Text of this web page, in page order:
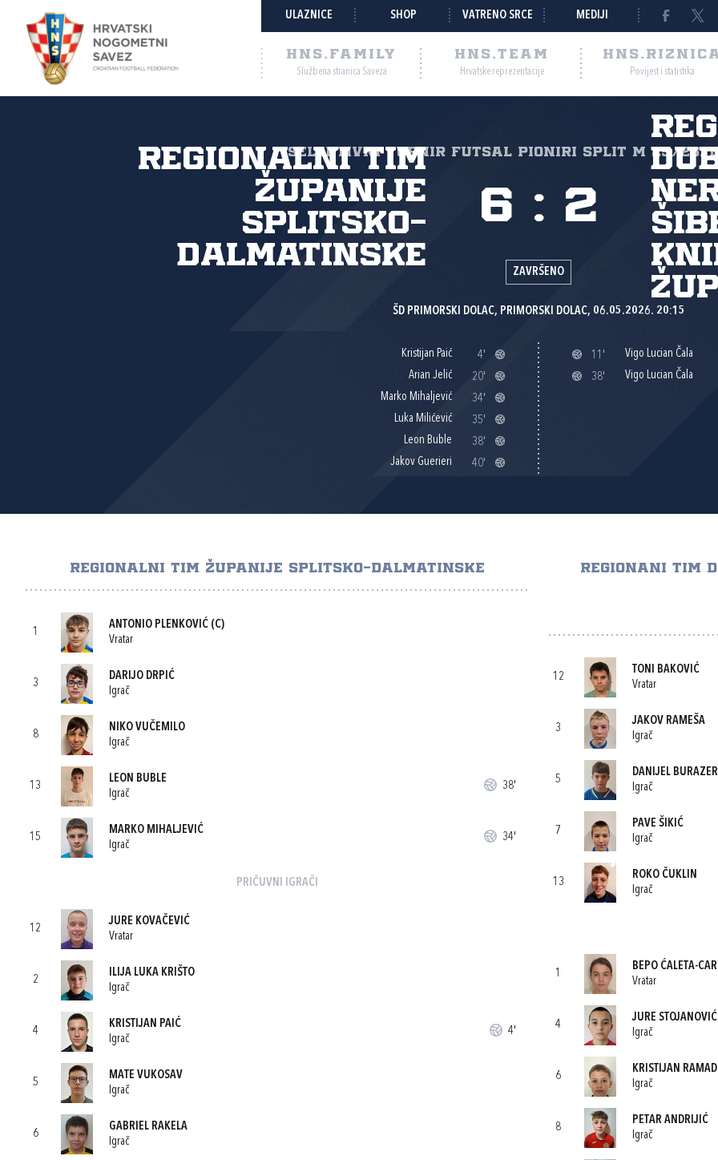
ULAZNICE SHOP VATRENO SRCE MEDIJI
HNS.FAMILY
Službena stranica Saveza
HNS.TEAM
Hrvatske reprezentacije Povijest i statistika
Selektivni turnir Futsal Pioniri Split M 25/26,
Regionalni tim
Županije
Splitsko-
dalmatinske
6 : 2
ZAVRŠENO
ŠD PRIMORSKI DOLAC, PRIMORSKI DOLAC, 06.05.2026. 20:15
Kristijan Paić
4'
Arian Jelić
20'
Marko Mihaljević
34'
Luka Milićević
35'
Leon Buble
38'
Jakov Guerieri
40'
11'
Vigo Lucian Čala
38'
Vigo Lucian Čala
REGIONALNI TIM ŽUPANIJE SPLITSKO-DALMATINSKE
1
ANTONIO PLENKOVIĆ (C)
Vratar
3
DARIJO DRPIĆ
Igrač
8
NIKO VUČEMILO
Igrač
13
LEON BUBLE
Igrač
38'
15
MARKO MIHALJEVIĆ
Igrač
34'
PRIČUVNI IGRAČI
12
JURE KOVAČEVIĆ
Vratar
2
ILIJA LUKA KRIŠTO
Igrač
4
KRISTIJAN PAIĆ
Igrač
4'
5
MATE VUKOSAV
Igrač
6
GABRIEL RAKELA
Igrač
REGIONANI TIM
12
TONI BAKOVIĆ
Vratar
3
JAKOV RAMEŠA
Igrač
5
DANIJEL BURAZER
Igrač
7
PAVE ŠIKIĆ
Igrač
13
ROKO ČUKLIN
Igrač
1
BEPO ĆALETA-CAR
Vratar
4
JURE STOJANOVIĆ
Igrač
6
KRISTIJAN
Igrač
8
PETAR ANDRIJIĆ
Igrač